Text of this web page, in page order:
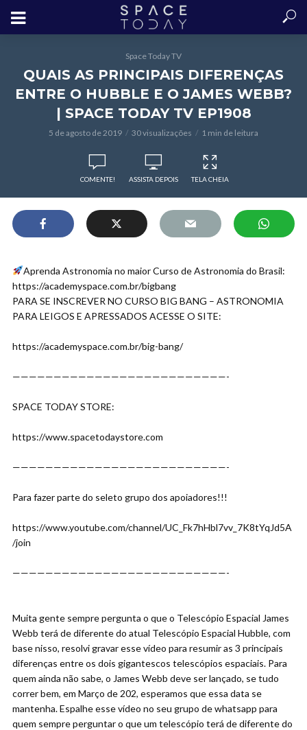
Space Today TV
QUAIS AS PRINCIPAIS DIFERENÇAS
ENTRE O HUBBLE E O JAMES WEBB?
| SPACE TODAY TV EP1908
5 de agosto de 2019 30 visualizações 1 min de leitura
COMENTE! ASSISTA DEPOIS TELA CHEIA
Aprenda Astronomia no maior Curso de Astronomia do Brasil:
https://academyspace.com.br/bigbang
PARA SE INSCREVER NO CURSO BIG BANG – ASTRONOMIA
PARA LEIGOS E APRESSADOS ACESSE O SITE:
https://academyspace.com.br/big-bang/
——————————————————————————-
SPACE TODAY STORE:
https://www.spacetodaystore.com
——————————————————————————-
Para fazer parte do seleto grupo dos apoiadores!!!
https://www.youtube.com/channel/UC_Fk7hHbl7vv_7K8tYqJd5A
/join
——————————————————————————-
Muita gente sempre pergunta o que o Telescópio Espacial James
Webb terá de diferente do atual Telescópio Espacial Hubble, com
base nisso, resolvi gravar esse vídeo para resumir as 3 principais
diferenças entre os dois gigantescos telescópios espaciais. Para
quem ainda não sabe, o James Webb deve ser lançado, se tudo
correr bem, em Março de 202, esperamos que essa data se
mantenha. Espalhe esse vídeo no seu grupo de whatsapp para
quem sempre perguntar o que um telescópio terá de diferente do